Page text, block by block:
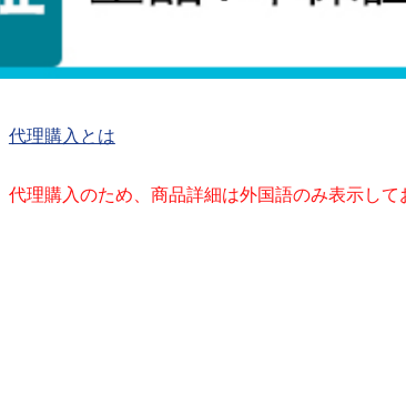
代理購入とは
代理購入のため、商品詳細は外国語のみ表示して